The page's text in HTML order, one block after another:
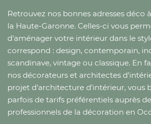
Retrouvez nos bonnes adresses déco
la Haute-Garonne. Celles-ci vous
d’aménager votre intérieur dans le
correspond : design, contemporain,
scandinave, vintage ou classique. En
nos décorateurs et architectes
projet d’architecture d’intérieur, vous
parfois de tarifs préférentiels auprès
professionnels de la décoration en